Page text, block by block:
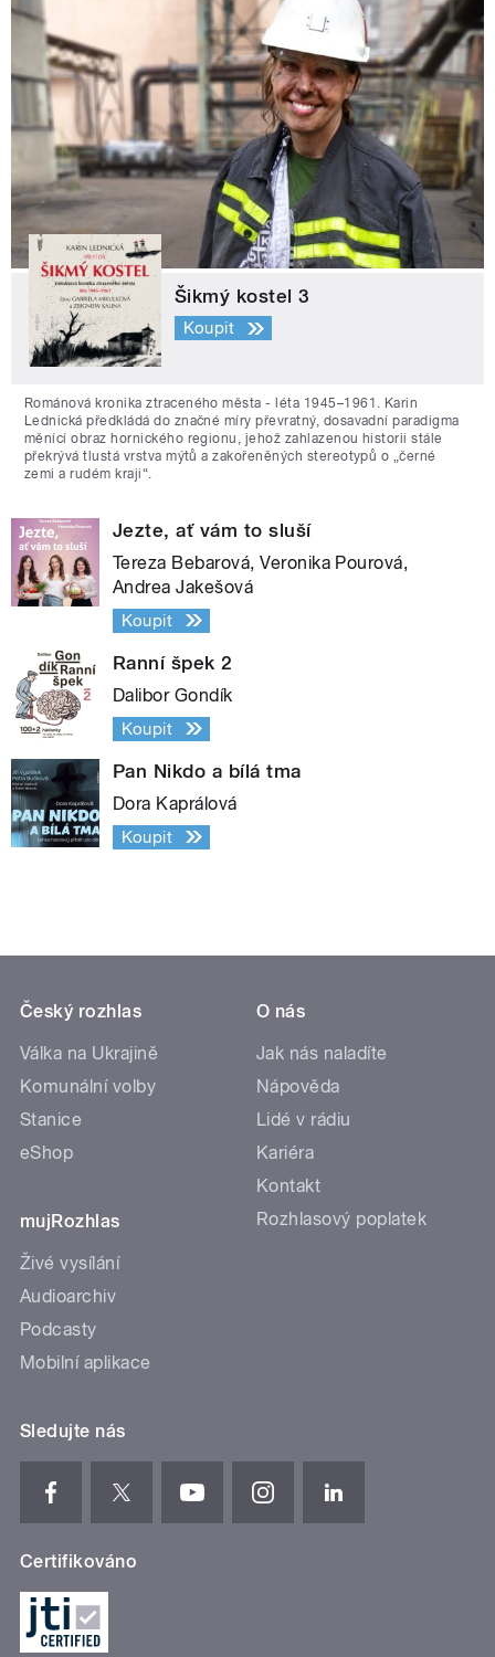
Šikmý kostel 3
Koupit
Románová kronika ztraceného města - léta 1945–1961. Karin
Lednická předkládá do značné míry převratný, dosavadní paradigma
měnící obraz hornického regionu, jehož zahlazenou historii stále
překrývá tlustá vrstva mýtů a zakořeněných stereotypů o „černé
zemi a rudém kraji“.
Jezte, ať vám to sluší
Tereza Bebarová, Veronika Pourová,
Andrea Jakešová
Koupit
Ranní špek 2
Dalibor Gondík
Koupit
Pan Nikdo a bílá tma
Dora Kaprálová
Koupit
Český rozhlas
Válka na Ukrajině
Komunální volby
Stanice
eShop
mujRozhlas
Živé vysílání
Audioarchiv
Podcasty
Mobilní aplikace
O nás
Jak nás naladíte
Nápověda
Lidé v rádiu
Kariéra
Kontakt
Rozhlasový poplatek
Sledujte nás
Certifikováno